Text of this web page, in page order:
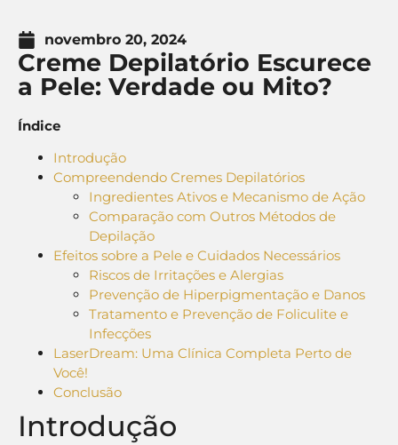
novembro 20, 2024
Creme Depilatório Escurece
a Pele: Verdade ou Mito?
Índice
Introdução
Compreendendo Cremes Depilatórios
Ingredientes Ativos e Mecanismo de Ação
Comparação com Outros Métodos de
Depilação
Efeitos sobre a Pele e Cuidados Necessários
Riscos de Irritações e Alergias
Prevenção de Hiperpigmentação e Danos
Tratamento e Prevenção de Foliculite e
Infecções
LaserDream: Uma Clínica Completa Perto de
Você!
Conclusão
Introdução